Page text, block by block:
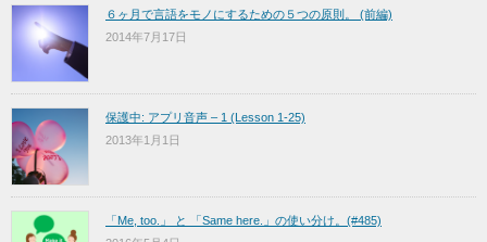
６ヶ月で言語をモノにするための５つの原則。 (前編)
2014年7月17日
保護中: アプリ音声 – 1 (Lesson 1-25)
2013年1月1日
「Me, too.」 と 「Same here.」の使い分け。(#485)